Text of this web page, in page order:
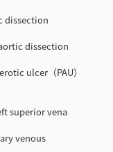
dissection
dissection
ulcer（PAU）
superior vena
venous